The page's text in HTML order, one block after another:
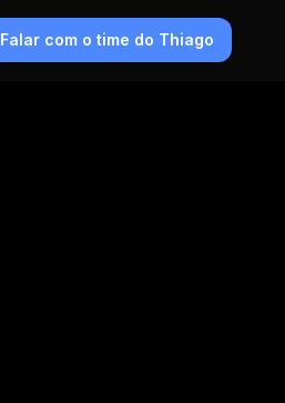
Falar com o time do Thiago